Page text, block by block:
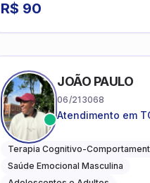
R$ 90
JOÃO PAULO
06/213068
Atendimento em
desenvolvimento
emocional
Terapia Cognitivo-
Saúde Emocional Masculina